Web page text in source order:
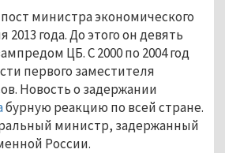
министра экономического
2013 года. До этого он девять
ЦБ. С 2000 по 2004 год
первого заместителя
Новость о задержании
бурную реакцию по всей стране.
министр, задержанный
России.